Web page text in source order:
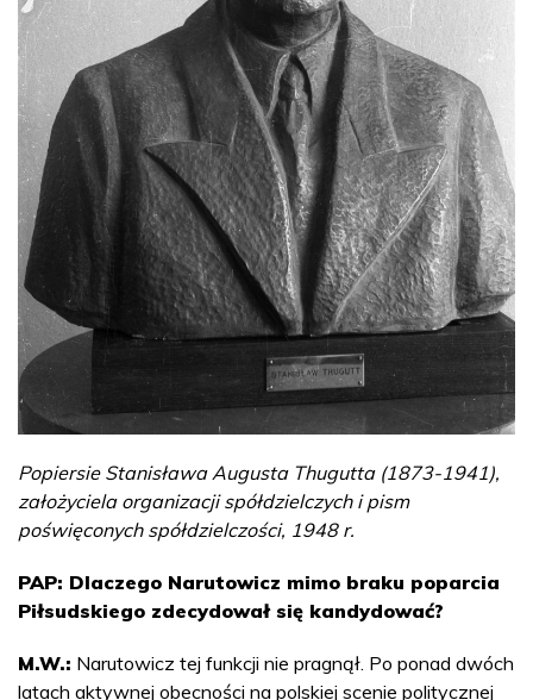
Popiersie Stanisława Augusta Thugutta (1873-1941),
założyciela organizacji spółdzielczych i pism
poświęconych spółdzielczości, 1948 r.
PAP: Dlaczego Narutowicz mimo braku poparcia
Piłsudskiego zdecydował się kandydować?
M.W.: Narutowicz tej funkcji nie pragnął. Po ponad dwóch
latach aktywnej obecności na polskiej scenie politycznej